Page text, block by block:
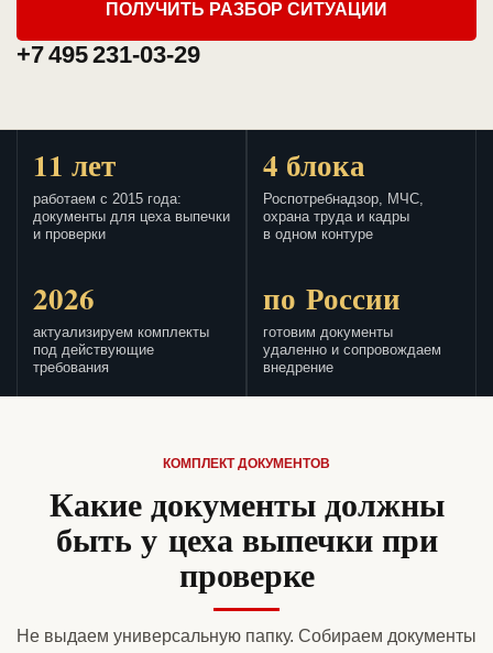
ПОЛУЧИТЬ РАЗБОР СИТУАЦИИ
+7 495 231-03-29
11 лет
работаем с 2015 года:
документы для цеха выпечки
и проверки
4 блока
Роспотребнадзор, МЧС,
охрана труда и кадры
в одном контуре
2026
актуализируем комплекты
под действующие
требования
по России
готовим документы
удаленно и сопровождаем
внедрение
КОМПЛЕКТ ДОКУМЕНТОВ
Какие документы должны
быть у цеха выпечки при
проверке
Не выдаем универсальную папку. Собираем документы